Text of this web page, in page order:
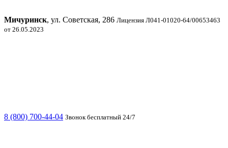
Мичуринск, ул. Советская, 286 Лицензия Л041-01020-64/00653463
от 26.05.2023
8 (800) 700-44-04 Звонок бесплатный 24/7